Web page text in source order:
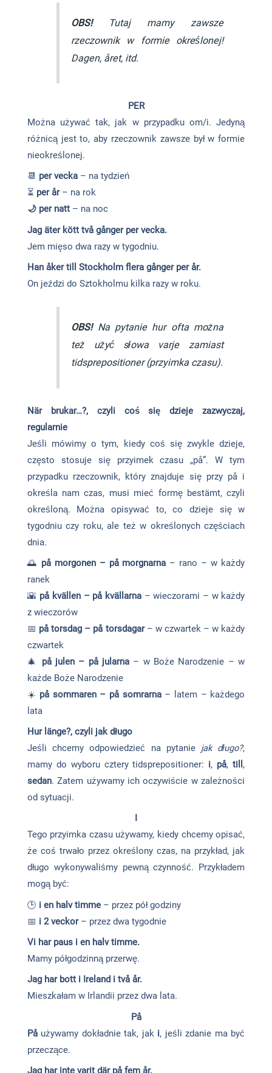
OBS!Tutaj mamy zawsze
rzeczownik w formie określonej!
Dagen, året, itd.
PER
Można używać tak, jak w przypadku om/i. Jedyną
różnicą jest to, aby rzeczownik zawsze był w formie
nieokreślonej.
📆 per vecka– na tydzień
⏳ per år – na rok
🌙 per natt– na noc
Jag äter kött två gånger per vecka.
Jem mięso dwa razy w tygodniu.
Han åker till Stockholm flera gånger per år.
On jeździ do Sztokholmu kilka razy w roku.
OBS!Na pytanie hur ofta można
też użyć słowa varje zamiast
tidsprepositioner (przyimka czasu).
När brukar…?, czyli coś się dzieje zazwyczaj,
regularnie
Jeśli mówimy o tym, kiedy coś się zwykle dzieje,
często stosuje się przyimek czasu „på”. W tym
przypadku rzeczownik, który znajduje się przy på i
określa nam czas, musi mieć formę bestämt, czyli
określoną. Można opisywać to, co dzieje się w
tygodniu czy roku, ale też w określonych częściach
dnia.
🌅 på morgonen – på morgnarna – rano – w każdy
ranek
🌇 på kvällen – på kvällarna – wieczorami – w każdy
z wieczorów
📅 på torsdag – på torsdagar– w czwartek – w każdy
czwartek
🎄 på julen – på jularna – w Boże Narodzenie – w
każde Boże Narodzenie
☀️ på sommaren – på somrarna– latem – każdego
lata
Hur länge?, czyli jak długo
Jeśli chcemy odpowiedzieć na pytaniejak długo?,
mamy do wyboru cztery tidsprepositioner: i, på,till ,
sedan. Zatem używamy ich oczywiście w zależności
od sytuacji.
Tego przyimka czasu używamy, kiedy chcemy opisać,
że coś trwało przez określony czas, na przykład, jak
długo wykonywaliśmy pewną czynność. Przykładem
mogą być:
🕒 i en halv timme– przez pół godziny
📅 i 2 veckor – przez dwa tygodnie
Vi har paus i en halv timme.
Mamy półgodzinną przerwę.
Jag har bott i Ireland i två år.
Mieszkałam w Irlandii przez dwa lata.
På
Påużywamy dokładnie tak, jak i, jeśli zdanie ma być
przeczące.
Jag har inte varit där på fem år.